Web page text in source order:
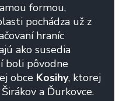
formou,
pochádza už z
hraníc
ako susedia
boli pôvodne
obce Kosihy, ktorej
a Ďurkovce.